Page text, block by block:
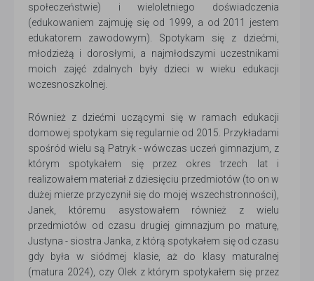
społeczeństwie) i wieloletniego doświadczenia
(edukowaniem zajmuję się od 1999, a od 2011 jestem
edukatorem zawodowym). Spotykam się z dziećmi,
młodzieżą i dorosłymi, a najmłodszymi uczestnikami
moich zajęć zdalnych były dzieci w wieku edukacji
wczesnoszkolnej.
Również z dziećmi uczącymi się w ramach edukacji
domowej spotykam się regularnie od 2015. Przykładami
spośród wielu są Patryk - wówczas uczeń gimnazjum, z
którym spotykałem się przez okres trzech lat i
realizowałem materiał z dziesięciu przedmiotów (to on w
dużej mierze przyczynił się do mojej wszechstronności),
Janek, któremu asystowałem również z wielu
przedmiotów od czasu drugiej gimnazjum po maturę,
Justyna - siostra Janka, z którą spotykałem się od czasu
gdy była w siódmej klasie, aż do klasy maturalnej
(matura 2024), czy Olek z którym spotykałem się przez